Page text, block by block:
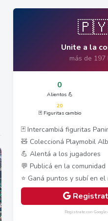
Unite a la
más de 197
0
Alientos 💪
20
🃏 Figuritas cambio
🃏 Intercambiá figuritas
🧸 Coleccioná Playmobil
💪 Alentá a los jugadores
💬 Publicá en la comunidad
⭐ Ganá puntos y subí en el
Registrate con